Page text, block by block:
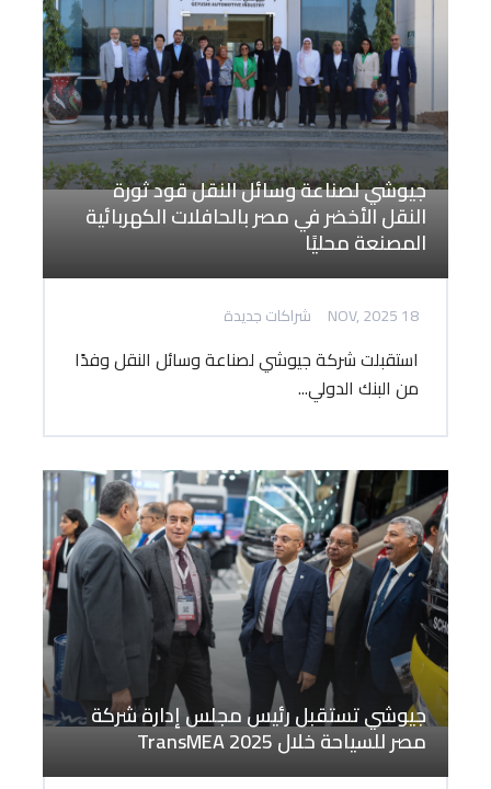
جيوشي لصناعة وسائل النقل قود ثورة
النقل الأخضر في مصر بالحافلات الكهربائية
المصنعة محليًا
18 NOV, 2025 شراكات جديدة
استقبلت شركة جيوشي لصناعة وسائل النقل وفدًا
من البنك الدولي...
جيوشي تستقبل رئيس مجلس إدارة شركة
مصر للسياحة خلال TransMEA 2025